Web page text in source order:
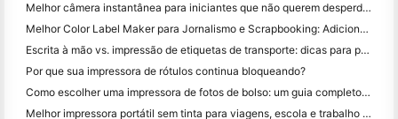
Melhor câmera instantânea para iniciantes que não querem desperdiçar papel
Melhor Color Label Maker para Jornalismo e Scrapbooking: Adicione Mais Cor a Cada Página
Escrita à mão vs. impressão de etiquetas de transporte: dicas para pequenas empresas em 2026
Por que sua impressora de rótulos continua bloqueando?
Como escolher uma impressora de fotos de bolso: um guia completo para usuários de jornal, viagens e iPhone
Melhor impressora portátil sem tinta para viagens, escola e trabalho móvel: Hanin MT620 Pro Review